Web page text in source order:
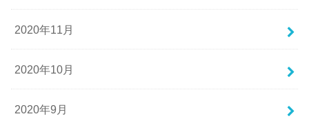
2020年11月
2020年10月
2020年9月